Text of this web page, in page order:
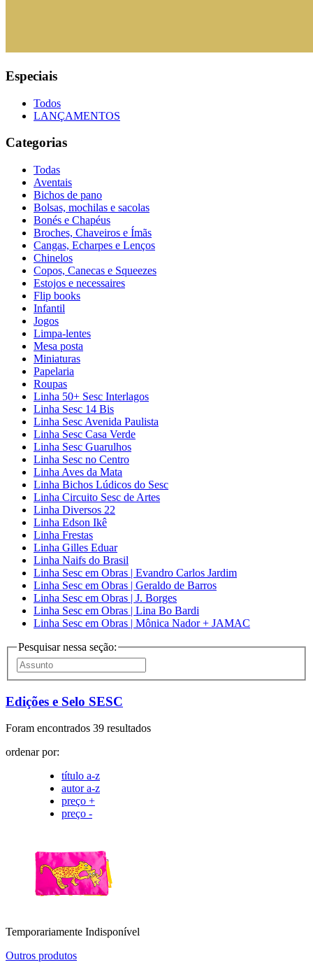
Especiais
Todos
LANÇAMENTOS
Categorias
Todas
Aventais
Bichos de pano
Bolsas, mochilas e sacolas
Bonés e Chapéus
Broches, Chaveiros e Ímãs
Cangas, Echarpes e Lenços
Chinelos
Copos, Canecas e Squeezes
Estojos e necessaires
Flip books
Infantil
Jogos
Limpa-lentes
Mesa posta
Miniaturas
Papelaria
Roupas
Linha 50+ Sesc Interlagos
Linha Sesc 14 Bis
Linha Sesc Avenida Paulista
Linha Sesc Casa Verde
Linha Sesc Guarulhos
Linha Sesc no Centro
Linha Aves da Mata
Linha Bichos Lúdicos do Sesc
Linha Circuito Sesc de Artes
Linha Diversos 22
Linha Edson Ikê
Linha Frestas
Linha Gilles Eduar
Linha Naifs do Brasil
Linha Sesc em Obras | Evandro Carlos Jardim
Linha Sesc em Obras | Geraldo de Barros
Linha Sesc em Obras | J. Borges
Linha Sesc em Obras | Lina Bo Bardi
Linha Sesc em Obras | Mônica Nador + JAMAC
Pesquisar nessa seção:
Edições e Selo SESC
Foram encontrados 39 resultados
ordenar por:
título a-z
autor a-z
preço +
preço -
Temporariamente Indisponível
Outros produtos